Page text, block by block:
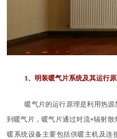
1、明装暖气片系统及其运行
暖气片的运行原理是利用热
到暖气片，暖气片通过对流+辐射散
暖系统设备主要包括供暖主机及连